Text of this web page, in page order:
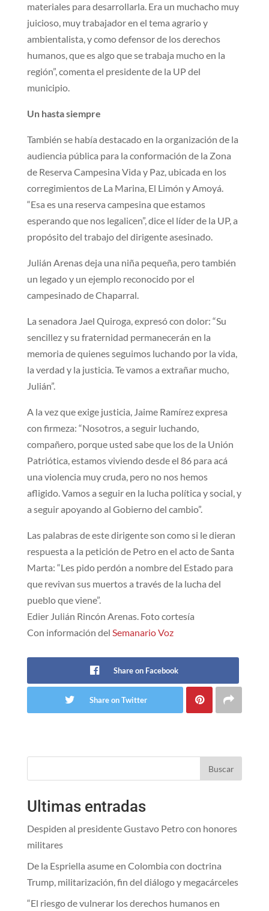
materiales para desarrollarla. Era un muchacho muy
juicioso, muy trabajador en el tema agrario y
ambientalista, y como defensor de los derechos
humanos, que es algo que se trabaja mucho en la
región”, comenta el presidente de la UP del
municipio.
Un hasta siempre
También se había destacado en la organización de la
audiencia pública para la conformación de la Zona
de Reserva Campesina Vida y Paz, ubicada en los
corregimientos de La Marina, El Limón y Amoyá.
“Esa es una reserva campesina que estamos
esperando que nos legalicen”, dice el líder de la UP, a
propósito del trabajo del dirigente asesinado.
Julián Arenas deja una niña pequeña, pero también
un legado y un ejemplo reconocido por el
campesinado de Chaparral.
La senadora Jael Quiroga, expresó con dolor: “Su
sencillez y su fraternidad permanecerán en la
memoria de quienes seguimos luchando por la vida,
la verdad y la justicia. Te vamos a extrañar mucho,
Julián”.
A la vez que exige justicia, Jaime Ramírez expresa
con firmeza: “Nosotros, a seguir luchando,
compañero, porque usted sabe que los de la Unión
Patriótica, estamos viviendo desde el 86 para acá
una violencia muy cruda, pero no nos hemos
afligido. Vamos a seguir en la lucha política y social, y
a seguir apoyando al Gobierno del cambio”.
Las palabras de este dirigente son como si le dieran
respuesta a la petición de Petro en el acto de Santa
Marta: “Les pido perdón a nombre del Estado para
que revivan sus muertos a través de la lucha del
pueblo que viene”.
Edier Julián Rincón Arenas. Foto cortesía
Con información del Semanario Voz
Share on Facebook
Share on Twitter
Buscar
Ultimas entradas
Despiden al presidente Gustavo Petro con honores
militares
De la Espriella asume en Colombia con doctrina
Trump, militarización, fin del diálogo y megacárceles
“El riesgo de vulnerar los derechos humanos en